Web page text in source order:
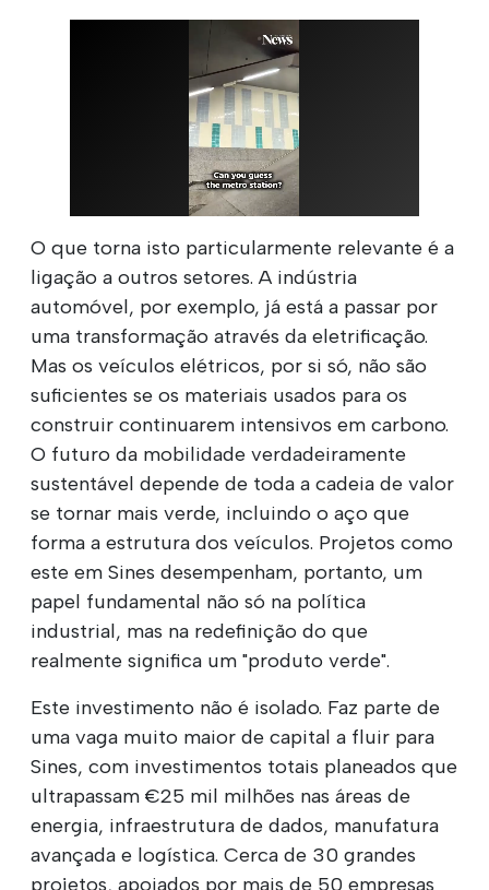
O que torna isto particularmente relevante é a
ligação a outros setores. A indústria
automóvel, por exemplo, já está a passar por
uma transformação através da eletrificação.
Mas os veículos elétricos, por si só, não são
suficientes se os materiais usados para os
construir continuarem intensivos em carbono.
O futuro da mobilidade verdadeiramente
sustentável depende de toda a cadeia de valor
se tornar mais verde, incluindo o aço que
forma a estrutura dos veículos. Projetos como
este em Sines desempenham, portanto, um
papel fundamental não só na política
industrial, mas na redefinição do que
realmente significa um "produto verde".
Este investimento não é isolado. Faz parte de
uma vaga muito maior de capital a fluir para
Sines, com investimentos totais planeados que
ultrapassam €25 mil milhões nas áreas de
energia, infraestrutura de dados, manufatura
avançada e logística. Cerca de 30 grandes
projetos, apoiados por mais de 50 empresas